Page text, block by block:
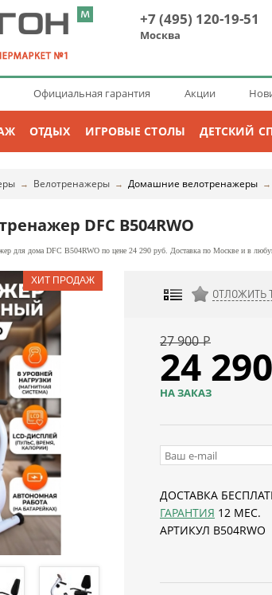
+7 (495) 120-19-51
Москва
Официальная гарантия Акции
ОТДЫХ ИГРОВЫЕ СТОЛЫ ДЕТСКИЙ
→ Велотренажеры → Домашние велотренажеры →
DFC B504RWO
для дома DFC B504RWO по цене 24 290 руб. Доставка по Москве и в
ОТЛОЖИТЬ
27 900 Р
24 290
НА ЗАКАЗ
ДОСТАВКА
ГАРАНТИЯ 12 МЕС.
АРТИКУЛ B504RWO